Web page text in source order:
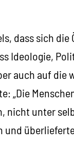
dass sich
Ideologie,
auch auf
„Die
nicht unter